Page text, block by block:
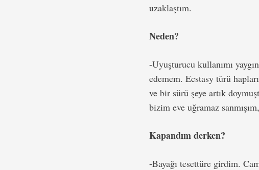
uzaklaştım.
Neden?
-Uyuşturucu kullanımı
edemem. Ecstasy türü
ve bir sürü şeye artık
bizim eve uğramaz
Kapandım derken?
-Bayağı tesettüre girdim.